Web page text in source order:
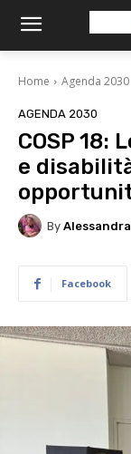
Home Agenda 2030
AGENDA 2030
COSP 18:
e
By
Facebook